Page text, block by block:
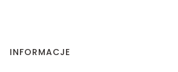
Linki w stopce
INFORMACJE